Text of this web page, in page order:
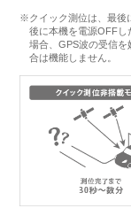
※クイック測位は、最後
後に本機を電源OFFし
場合、GPS波の受信
合は機能しません。